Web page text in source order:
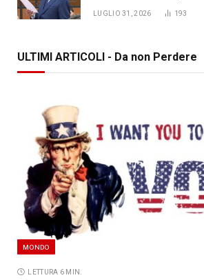
LUGLIO 31, 2026 193
ULTIMI ARTICOLI - Da non Perdere
MONDO
LETTURA 6 MIN.